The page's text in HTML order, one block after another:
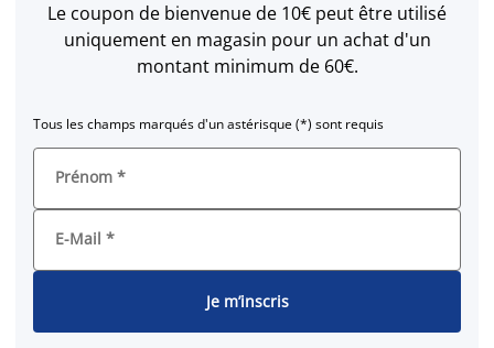
Le coupon de bienvenue de 10€ peut être utilisé
uniquement en magasin pour un achat d'un
montant minimum de 60€.
Tous les champs marqués d'un astérisque (*) sont requis
Prénom *
E-Mail *
Je m’inscris